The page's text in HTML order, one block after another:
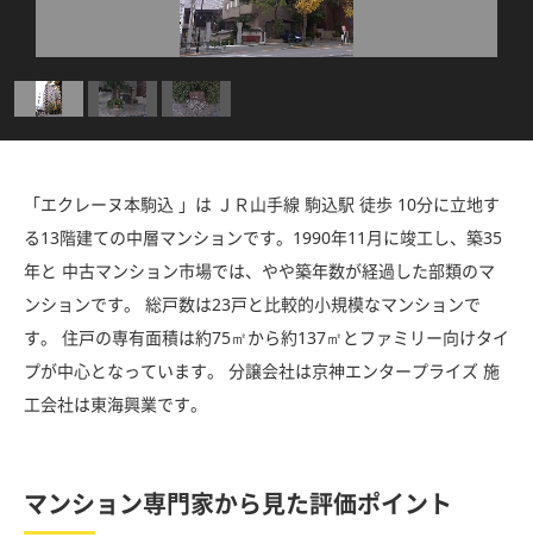
「エクレーヌ本駒込 」は ＪＲ山手線 駒込駅 徒歩 10分に立地す
る13階建ての中層マンションです。1990年11月に竣工し、築35
年と 中古マンション市場では、やや築年数が経過した部類のマ
ンションです。 総戸数は23戸と比較的小規模なマンションで
す。 住戸の専有面積は約75㎡から約137㎡とファミリー向けタイ
プが中心となっています。 分譲会社は京神エンタープライズ 施
工会社は東海興業です。
マンション専門家から見た評価ポイント